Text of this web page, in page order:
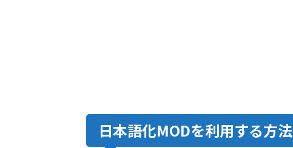
日本語化MODを利用する方法